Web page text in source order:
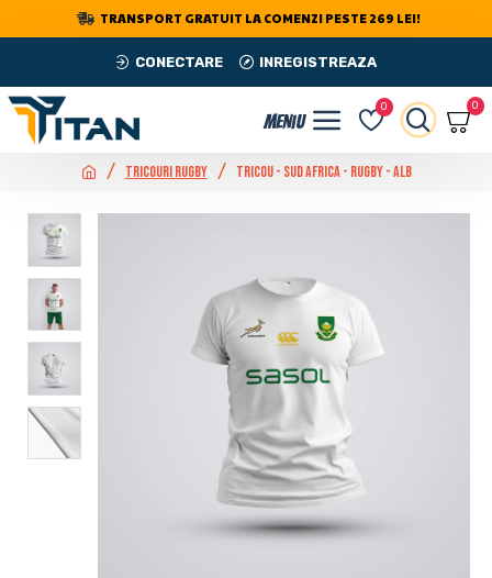
TRANSPORT GRATUIT LA COMENZI PESTE 269 LEI!
CONECTARE INREGISTREAZA
0 0
Tricouri Rugby Tricou - Sud Africa - Rugby - Alb